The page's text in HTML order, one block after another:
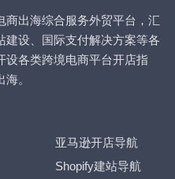
商出海综合服务外贸平台，汇
建设、国际支付解决方案等各
设各类跨境电商平台开店指
。
亚马逊开店导航
Shopify建站导航